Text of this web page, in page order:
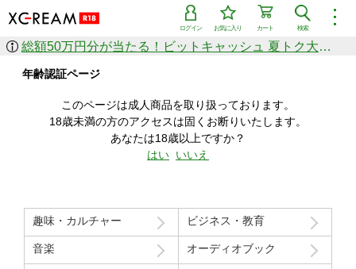
︙
検索
カート
お気に入り
ログイン
作品を探す
ジャンル
シリーズ
人気のセール中商品
新着セール中商品
すべての作品から探す
価格の安い順
価格の高い順
月間ランキング
年間ランキング
総額50万円分が当たる！ビットキャッシュ 夏トク大感謝祭
年齢認証ページ
このページは成人商品を取り扱っております。
18歳未満の方のアクセスは固くお断りいたします。
あなたは18歳以上ですか？
はい いいえ
趣味・カルチャー ビジネス・教育
音楽 オーディオブック